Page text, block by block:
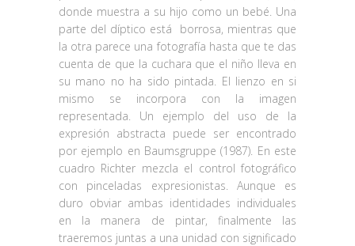
donde muestra a su hijo como un bebé. Una
parte del díptico está
borrosa, mientras que
la otra parece una fotografía hasta que te das
cuenta de que la cuchara que el niño lleva en
su mano no ha sido pintada. El lienzo en si
mismo se incorpora con la imagen
representada. Un ejemplo del uso de la
expresión abstracta puede ser encontrado
por ejemplo en Baumsgruppe (1987). En este
cuadro Richter mezcla el control fotográfico
con pinceladas expresionistas. Aunque es
duro obviar ambas identidades individuales
en la manera de pintar, finalmente las
traeremos juntas a una unidad con significado